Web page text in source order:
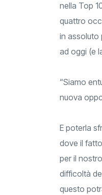
nella Top
quattro
in assoluto
ad oggi (e
“Siamo
nuova
E poterla
dove il
per il
difficoltà
questo